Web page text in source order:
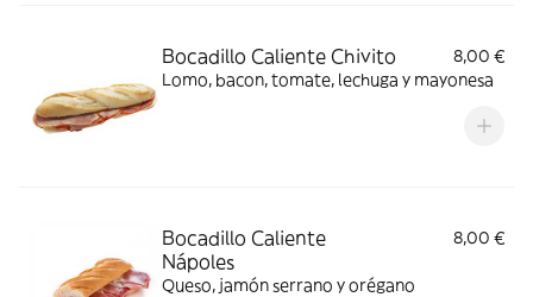
Bocadillo Caliente Chivito
8,00 €
Lomo, bacon, tomate, lechuga y mayonesa
Bocadillo Caliente
Nápoles
8,00 €
Queso, jamón serrano y orégano